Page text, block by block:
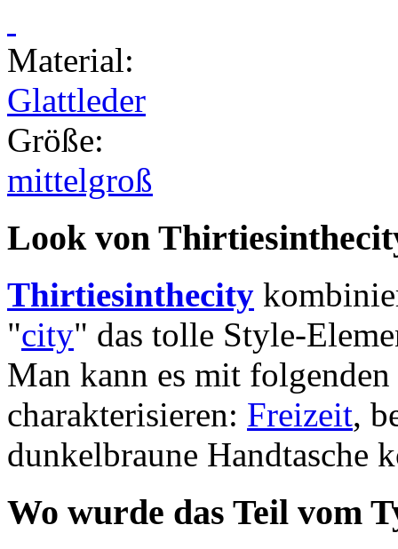
Material:
Glattleder
Größe:
mittelgroß
Look von
Thirtiesinthecity
"city" das tolle Style-
Man kann es mit
charakterisieren: Freizeit,
dunkelbraune Handtasche
Wo wurde das Teil vom